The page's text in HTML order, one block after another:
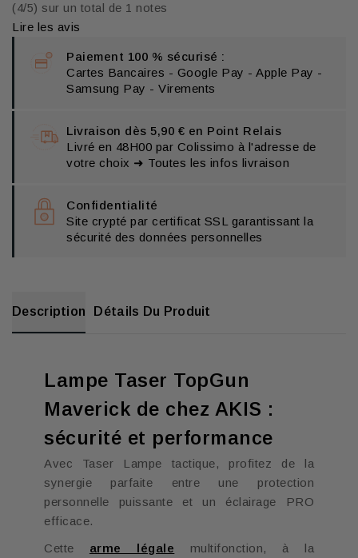
(4/5) sur un total de 1 notes
Lire les avis
Paiement 100 % sécurisé :
Cartes Bancaires - Google Pay - Apple Pay -
Samsung Pay - Virements
Livraison dès 5,90 € en Point Relais
Livré en 48H00 par Colissimo à l'adresse de
votre choix ➜ Toutes les infos livraison
Confidentialité
Site crypté par certificat SSL garantissant la
sécurité des données personnelles
Description Détails Du Produit
Lampe Taser TopGun
Maverick de chez AKIS :
sécurité et performance
Avec Taser Lampe tactique, profitez de la
synergie parfaite entre une protection
personnelle puissante et un éclairage PRO
efficace.
Cette arme légale multifonction, à la